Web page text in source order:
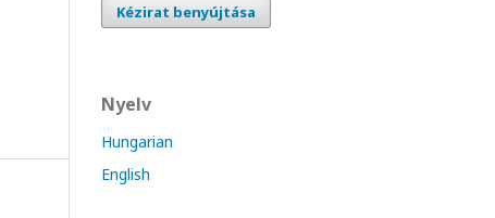
Kézirat benyújtása
Nyelv
Hungarian
English